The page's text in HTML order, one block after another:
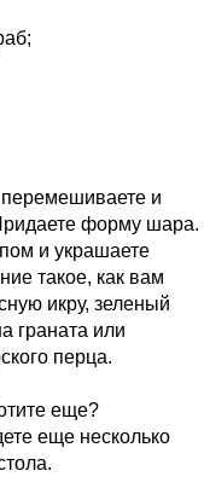
перемешиваете и
форму шара.
и украшаете
такое, как вам
икру, зеленый
граната или
перца.
еще?
еще несколько